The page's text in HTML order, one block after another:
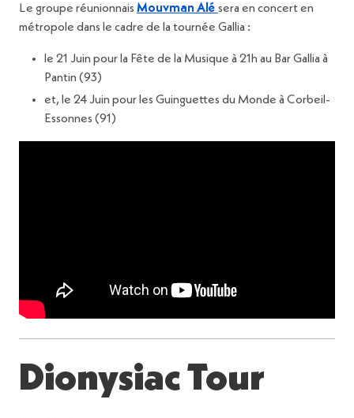
Le groupe réunionnais Mouvman Alé sera en concert en
métropole dans le cadre de la tournée Gallia :
le 21 Juin pour la Fête de la Musique à 21h au Bar Gallia à
Pantin (93)
et, le 24 Juin pour les Guinguettes du Monde à Corbeil-
Essonnes (91)
Dionysiac Tour